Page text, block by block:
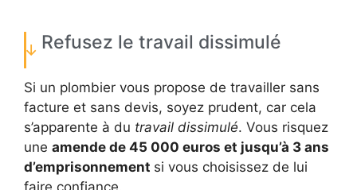
Refusez le travail dissimulé
Si un plombier vous propose de travailler sans
facture et sans devis, soyez prudent, car cela
s’apparente à du travail dissimulé. Vous risquez
une amende de 45 000 euros et jusqu’à 3 ans
d’emprisonnement si vous choisissez de lui
faire confiance.